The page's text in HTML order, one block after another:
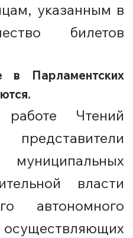
указанным в
билетов
в Парламентских
Чтений
власти
автономного